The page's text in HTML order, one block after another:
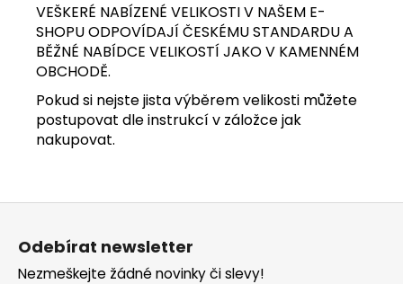
VEŠKERÉ NABÍZENÉ VELIKOSTI V NAŠEM E-
SHOPU ODPOVÍDAJÍ ČESKÉMU STANDARDU A
BĚŽNÉ NABÍDCE VELIKOSTÍ JAKO V KAMENNÉM
OBCHODĚ.
Pokud si nejste jista výběrem velikosti můžete
postupovat dle instrukcí v záložce jak
nakupovat.
Z
Odebírat newsletter
Nezmeškejte žádné novinky či slevy!